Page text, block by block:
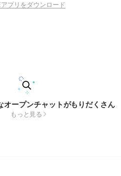
アプリをダウンロード
オープンチャットがもりだくさん
もっと見る